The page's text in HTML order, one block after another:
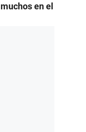
en el